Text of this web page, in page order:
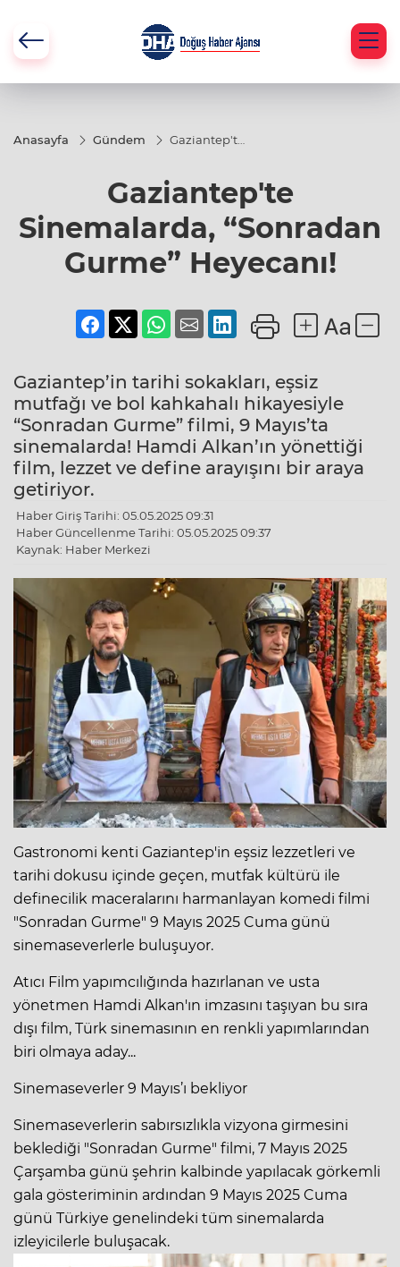
Anasayfa Gündem
Gaziantep'te
Gurme”
Heyecanı!
Gaziantep'te
Sinemalarda, “Sonradan
Gurme” Heyecanı!
Gaziantep’in tarihi sokakları, eşsiz
mutfağı ve bol kahkahalı hikayesiyle
“Sonradan Gurme” filmi, 9 Mayıs’ta
sinemalarda! Hamdi Alkan’ın yönettiği
film, lezzet ve define arayışını bir araya
getiriyor.
Haber Giriş Tarihi: 05.05.2025 09:31
Haber Güncellenme Tarihi: 05.05.2025 09:37
Kaynak: Haber Merkezi
Gastronomi kenti Gaziantep'in eşsiz lezzetleri ve
tarihi dokusu içinde geçen, mutfak kültürü ile
definecilik maceralarını harmanlayan komedi filmi
"Sonradan Gurme" 9 Mayıs 2025 Cuma günü
sinemaseverlerle buluşuyor.
Atıcı Film yapımcılığında hazırlanan ve usta
yönetmen Hamdi Alkan'ın imzasını taşıyan bu sıra
dışı film, Türk sinemasının en renkli yapımlarından
biri olmaya aday...
Sinemaseverler 9 Mayıs’ı bekliyor
Sinemaseverlerin sabırsızlıkla vizyona girmesini
beklediği "Sonradan Gurme" filmi, 7 Mayıs 2025
Çarşamba günü şehrin kalbinde yapılacak görkemli
gala gösteriminin ardından 9 Mayıs 2025 Cuma
günü Türkiye genelindeki tüm sinemalarda
izleyicilerle buluşacak.